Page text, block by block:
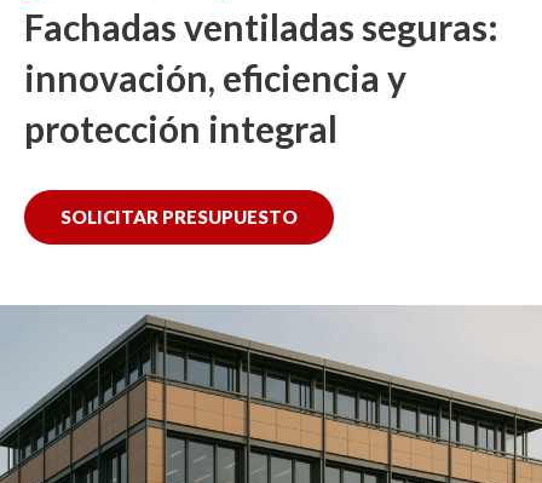
Fachadas ventiladas seguras:
innovación, eficiencia y
protección integral
SOLICITAR PRESUPUESTO